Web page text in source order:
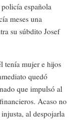
española
meses una
su súbdito Josef
tenía mujer e hijos
quedó
que impulsó al
Acaso no
al despojarla